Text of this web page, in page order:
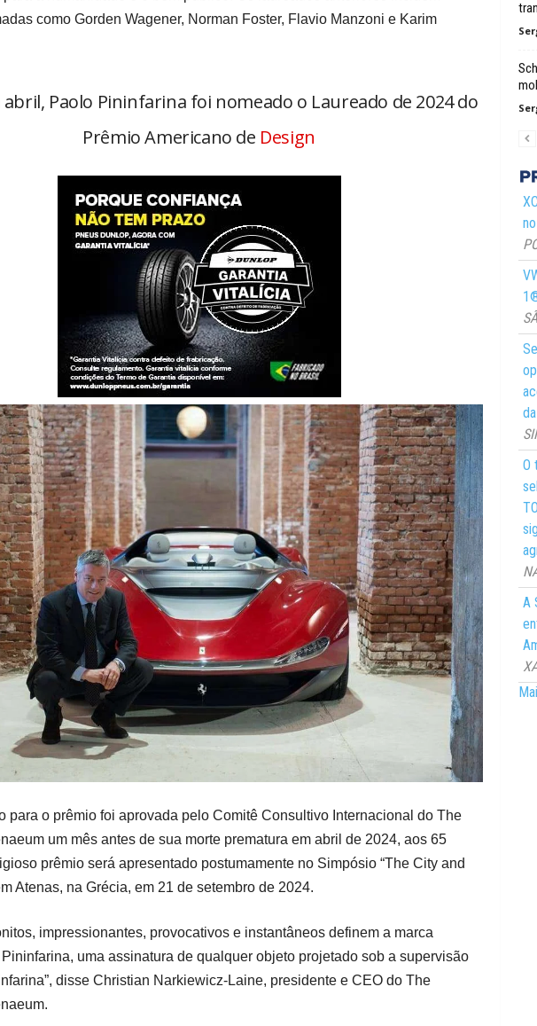
como Gorden Wagener, Norman Foster, Flavio Manzoni e Karim
Paolo Pininfarina foi nomeado o Laureado de 2024 do
Prêmio Americano de Design
para o prêmio foi aprovada pelo Comitê Consultivo Internacional do The
um mês antes de sua morte prematura em abril de 2024, aos 65
prêmio será apresentado postumamente no Simpósio “The City and
Atenas, na Grécia, em 21 de setembro de 2024.
impressionantes, provocativos e instantâneos definem a marca
uma assinatura de qualquer objeto projetado sob a supervisão
disse Christian Narkiewicz-Laine, presidente e CEO do The
O
A